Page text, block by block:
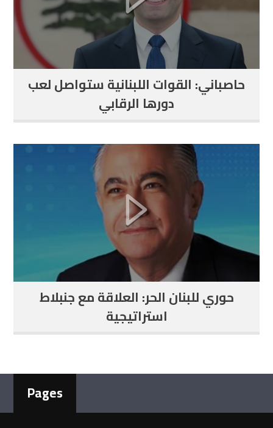
حاصباني: القوات اللبنانية ستواصل لعب
دورها الرقابي
حوري للبنان الحر: العلاقة مع جنبلاط
استراتيجية
Pages